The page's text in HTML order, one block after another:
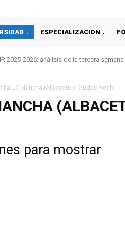
ESPECIALIZACION
2026: análisis de la tercera semana
2025-2026: tendencias y cambios tras
La Mancha (Albacete y Ciudad Real)
para mostrar